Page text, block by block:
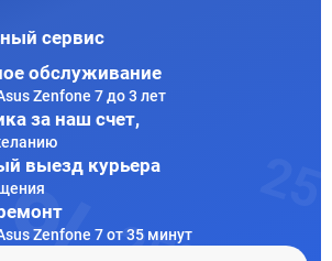
сервис
обслуживание
Zenfone 7 до 3 лет
за наш счет,
выезд курьера
Zenfone 7 от 35 минут